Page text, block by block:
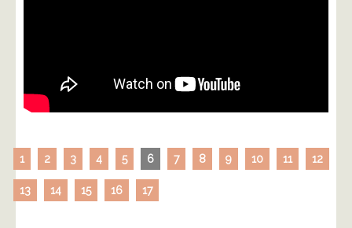
1 2 3 4 5 6 7 8 9 10 11 12
13 14 15 16 17